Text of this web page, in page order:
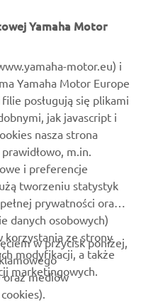
so I decide to
the geometry identical
carbon fiber fender,
going to be
we like to use our
wheels, SC Project
Tires, but we do like
mix and
Yamaha Motor
motor.eu) i
Yamaha Motor Europe
posługują się plikami
jak javascript i
nasza strona
m.in.
i preferencje
tworzeniu statystyk
prywatności oraz
danych osobowych)
korzystania ze strony
modyfikacji, a także
marketingowych.
w przycisk poniżej,
oraz mediów